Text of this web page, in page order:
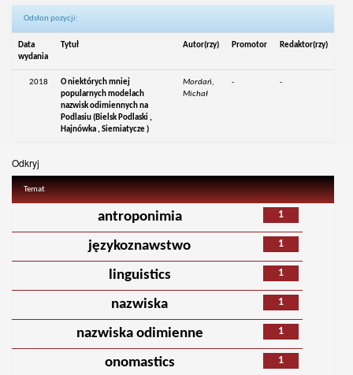
Odsłon pozycji:
Data
wydania
Tytuł Autor(rzy) Promotor Redaktor(rzy)
2018
O niektórych mniej
popularnych modelach
nazwisk odimiennych na
Podlasiu (Bielsk Podlaski ,
Hajnówka , Siemiatycze )
Mordań,
Michał
- -
Odkryj
Temat
1
antroponimia
1
językoznawstwo
1
linguistics
1
nazwiska
1
nazwiska odimienne
1
onomastics